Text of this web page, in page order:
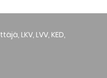
LKV, LVV, KED,